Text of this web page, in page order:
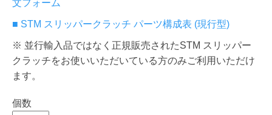
文フォーム
■ STM スリッパークラッチ パーツ構成表 (現行型)
※ 並行輸入品ではなく正規販売されたSTM スリッパー
クラッチをお使いいただいている方のみご利用いただけ
ます。
個数